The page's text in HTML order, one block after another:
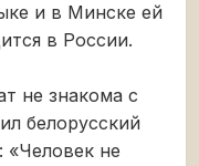
и в Минске ей
в России.
не знакома с
белорусский
«Человек не